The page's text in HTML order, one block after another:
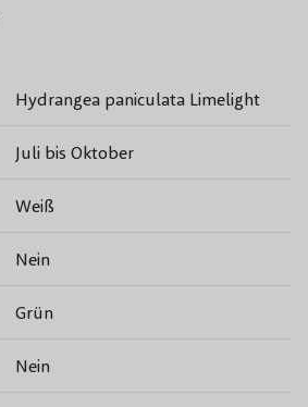
Hydrangea paniculata Limelight
Juli bis Oktober
Weiß
Nein
Grün
Nein